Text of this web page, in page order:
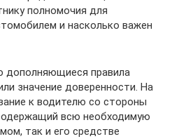
полномочия для
и насколько важен
дополняющиеся правила
значение доверенности. На
к водителю со стороны
всю необходимую
так и его средстве